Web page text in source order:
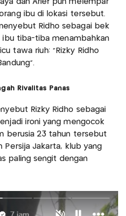
dan Arief pun melempar
ibu di lokasi tersebut.
Ridho sebagai bek
ibu tiba-tiba menambahkan
tawa riuh: “Rizky Ridho
Rivalitas Panas
Rizky Ridho sebagai
ironi yang mengocok
berusia 23 tahun tersebut
Persija Jakarta, klub yang
paling sengit dengan